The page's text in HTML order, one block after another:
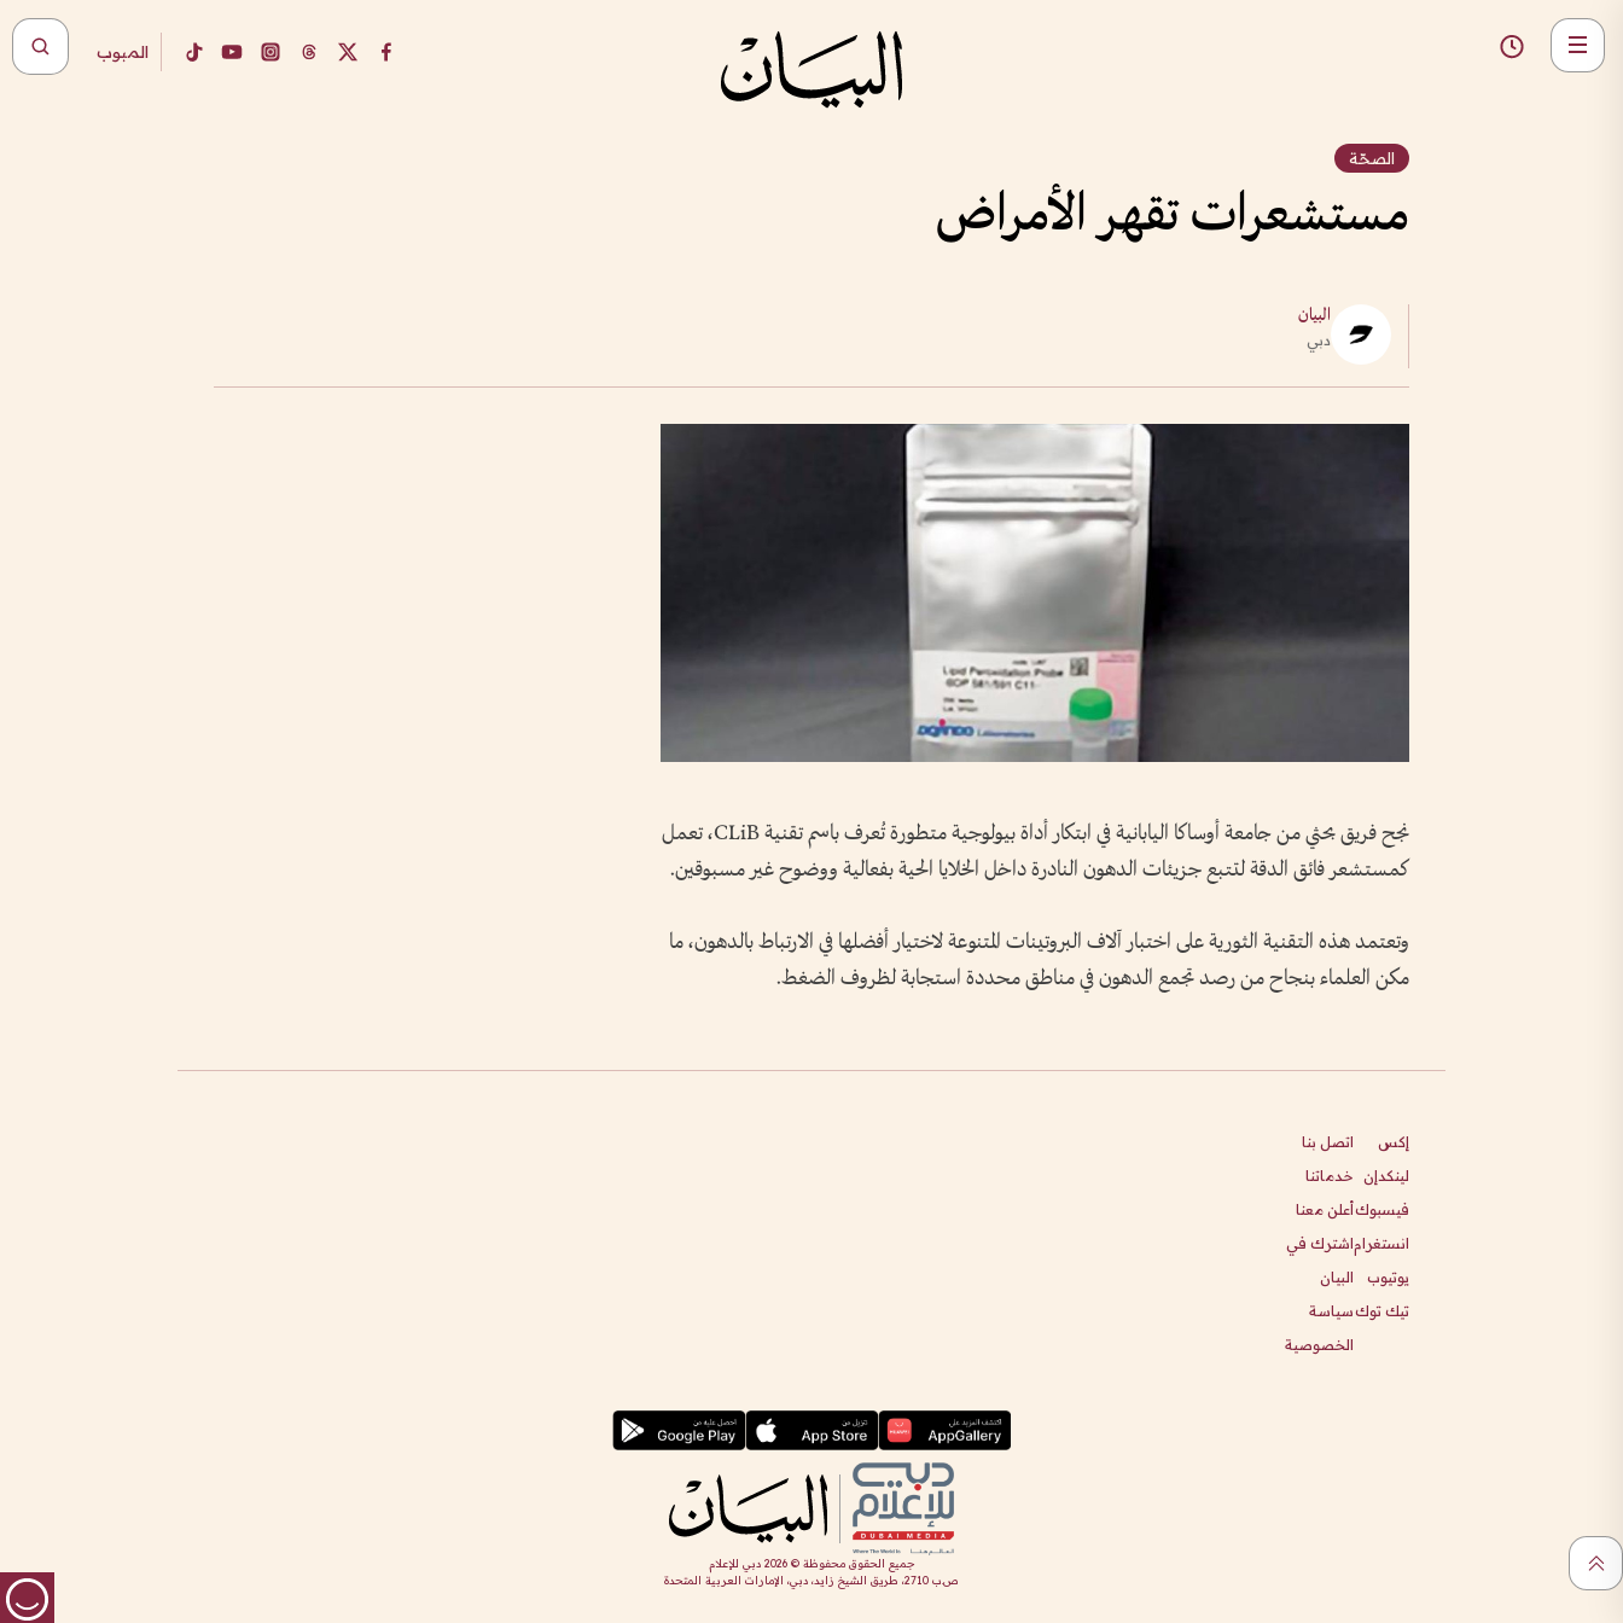
المبوب
الصحّة
مستشعرات تقهر الأمراض
البيان
دبي
نجح فريق بحثي من جامعة أوساكا اليابانية في ابتكار أداة بيولوجية متطورة تُعرف باسم تقنية CLiB، تعمل
كمستشعر فائق الدقة لتتبع جزيئات الدهون النادرة داخل الخلايا الحية بفعالية ووضوح غير مسبوقين.
وتعتمد هذه التقنية الثورية على اختبار آلاف البروتينات المتنوعة لاختيار أفضلها في الارتباط بالدهون، ما
مكن العلماء بنجاح من رصد تجمع الدهون في مناطق محددة استجابة لظروف الضغط.
إكس
لينكدإن
فيسبوك
انستغرام
يوتيوب
تيك توك
اتصل بنا
خدماتنا
أعلن معنا
اشترك في
البيان
سياسة
الخصوصية
جميع الحقوق محفوظة ©2026 دبي للإعلام
ص.ب 2710، طريق الشيخ زايد، دبي، الإمارات العربية المتحدة